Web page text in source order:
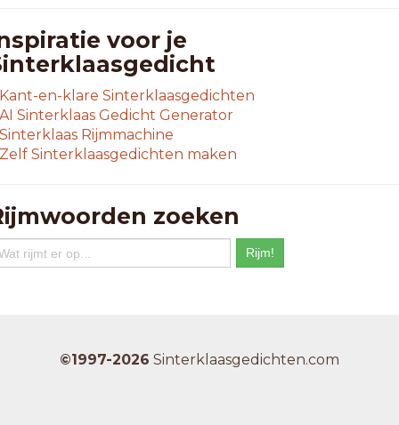
letterwoorden
voor je
Kant-en-klare Sinterklaasgedichten
AI Sinterklaas Gedicht Generator
Sinterklaas Rijmmachine
Zelf Sinterklaasgedichten maken
zoeken
©1997-2026 Sinterklaasgedichten.com